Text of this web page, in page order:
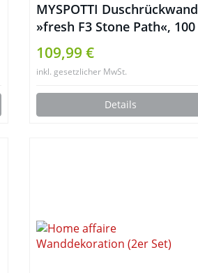
MYSPOTTI Duschrückwand
»fresh F3 Stone Path«, 100
x 210 cm
109,99 €
inkl. gesetzlicher MwSt.
Details